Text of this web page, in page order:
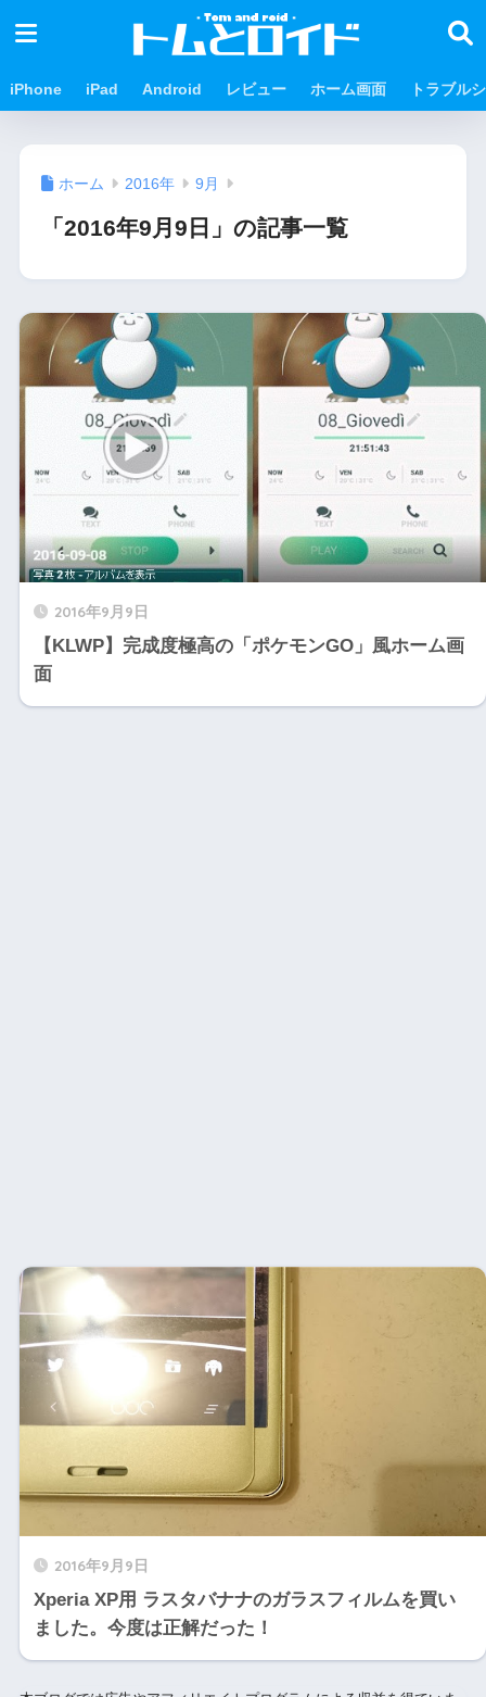
iPhone iPad Android レビュー ホーム画面 トラブル
ホーム 2016年 9月
「2016年9月9日」の記事一覧
2016年9月9日
【KLWP】完成度極高の「ポケモンGO」風ホーム画
面
2016年9月9日
Xperia XP用 ラスタバナナのガラスフィルムを買い
ました。今度は正解だった！